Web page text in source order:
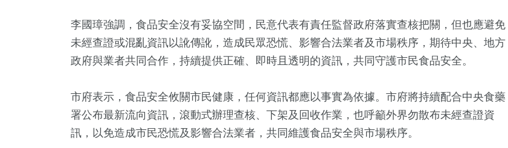
李國璋強調，食品安全沒有妥協空間，民意代表有責任監督政府落實查核把關，但也應避免
未經查證或混亂資訊以訛傳訛，造成民眾恐慌、影響合法業者及市場秩序，期待中央、地方
政府與業者共同合作，持續提供正確、即時且透明的資訊，共同守護市民食品安全。
市府表示，食品安全攸關市民健康，任何資訊都應以事實為依據。市府將持續配合中央食藥
署公布最新流向資訊，滾動式辦理查核、下架及回收作業，也呼籲外界勿散布未經查證資
訊，以免造成市民恐慌及影響合法業者，共同維護食品安全與市場秩序。